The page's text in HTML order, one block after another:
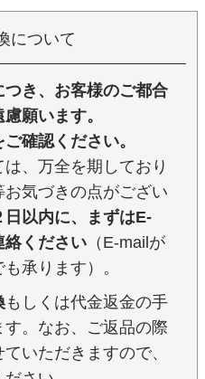
について
き、お客様のご都合
願います。
確認ください。
、万全を期しており
気づきの点がござい
日以内に、まずはE-
絡ください （E-mailが
承ります）。
もしくは代金返金の手
。なお、ご返品の際
いただきますので、